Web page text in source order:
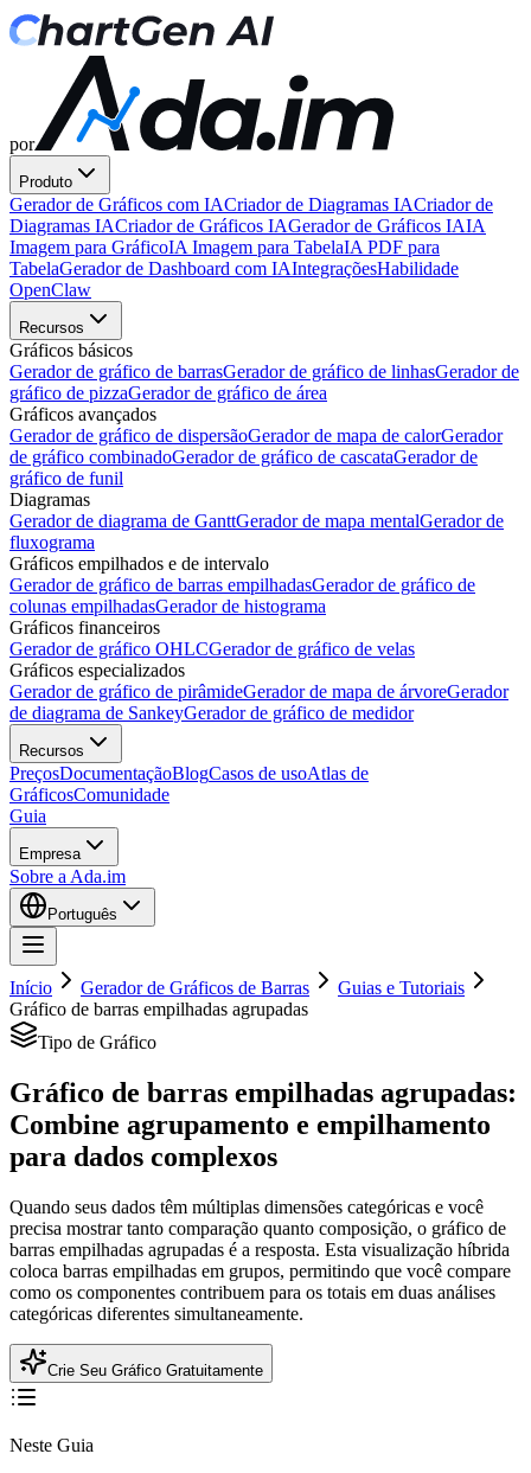
por
Produto
Gerador de Gráficos com IACriador de Diagramas IACriador de
Diagramas IACriador de Gráficos IAGerador de Gráficos IAIA
Imagem para GráficoIA Imagem para TabelaIA PDF para
TabelaGerador de Dashboard com IAIntegraçõesHabilidade
OpenClaw
Recursos
Gráficos básicos
Gerador de gráfico de barrasGerador de gráfico de linhasGerador de
gráfico de pizzaGerador de gráfico de área
Gráficos avançados
Gerador de gráfico de dispersãoGerador de mapa de calorGerador
de gráfico combinadoGerador de gráfico de cascataGerador de
gráfico de funil
Diagramas
Gerador de diagrama de GanttGerador de mapa mentalGerador de
fluxograma
Gráficos empilhados e de intervalo
Gerador de gráfico de barras empilhadasGerador de gráfico de
colunas empilhadasGerador de histograma
Gráficos financeiros
Gerador de gráfico OHLCGerador de gráfico de velas
Gráficos especializados
Gerador de gráfico de pirâmideGerador de mapa de árvoreGerador
de diagrama de SankeyGerador de gráfico de medidor
Recursos
PreçosDocumentaçãoBlogCasos de usoAtlas de
GráficosComunidade
Guia
Empresa
Sobre a Ada.im
Português
Início Gerador de Gráficos de Barras
Guias e Tutoriais
Gráfico de barras empilhadas agrupadas
Tipo de Gráfico
Gráfico de barras empilhadas agrupadas:
Combine agrupamento e empilhamento
para dados complexos
Quando seus dados têm múltiplas dimensões categóricas e você
precisa mostrar tanto comparação quanto composição, o gráfico de
barras empilhadas agrupadas é a resposta. Esta visualização híbrida
coloca barras empilhadas em grupos, permitindo que você compare
como os componentes contribuem para os totais em duas análises
categóricas diferentes simultaneamente.
Crie Seu Gráfico Gratuitamente
Neste Guia